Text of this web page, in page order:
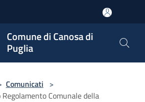
Comune di Canosa di
Puglia
Comunicati >
Comunale della